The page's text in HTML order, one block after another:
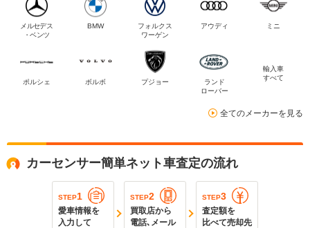
メルセデス
・ベンツ
BMW
フォルクス
ワーゲン
アウディ ミニ
ポルシェ ボルボ プジョー
ランド
ローバー
輸入車
すべて
全てのメーカーを見る
カーセンサー簡単ネット車査定の流れ
STEP1
愛車情報を
入力して
STEP2
買取店から
電話､メール
STEP3
査定額を
比べて売却先